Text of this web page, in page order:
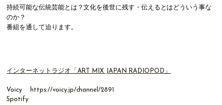
持続可能な伝統芸能とは？文化を後世に残す・伝えるとはどういう事な
のか？
番組を通して迫ります。
インターネットラジオ「ART MIX JAPAN RADIOPOD」
Voicy
https://voicy.jp/channel/2891
Spotify